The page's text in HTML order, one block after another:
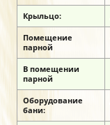
Крыльцо:
Помещение
парной
В помещении
парной
Оборудование
бани: